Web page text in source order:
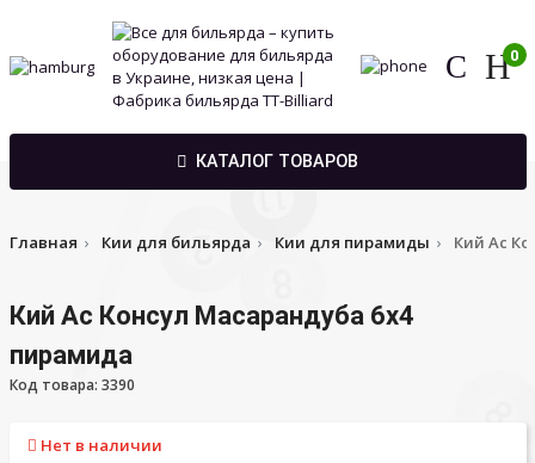
0
КАТАЛОГ ТОВАРОВ
Главная Кии для бильярда Кии для пирамиды Кий Ас
Кий Ас Консул Масарандуба 6х4
пирамида
Код товара: 3390
Нет в наличии